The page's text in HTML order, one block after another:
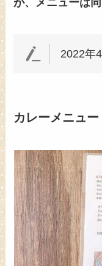
が、メニューは
2022年
カレーメニュー